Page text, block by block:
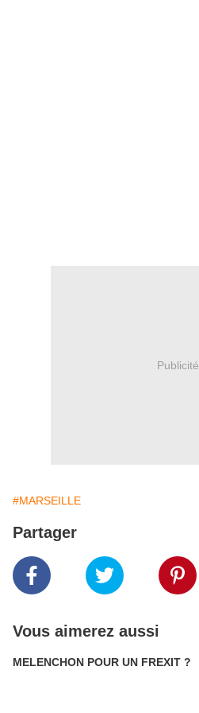
Publicité
#MARSEILLE
Partager
Vous aimerez aussi
MELENCHON POUR UN FREXIT ?